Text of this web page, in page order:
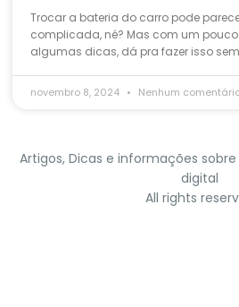
Trocar a bateria do carro pode
complicada, né? Mas com um
algumas dicas, dá pra fazer isso sem
novembro 8, 2024 Nenhum
Artigos, Dicas e informações
digital
All rights